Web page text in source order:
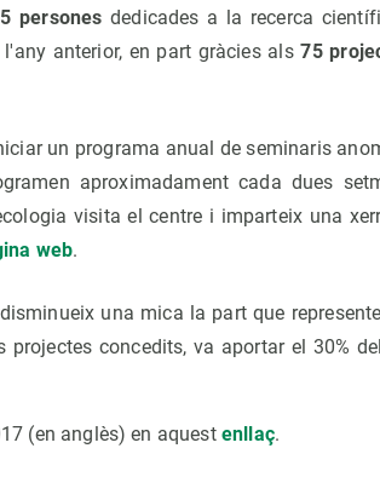
persones dedicades a la recerca
l'any anterior, en part gràcies als75
un programa anual de seminaris
aproximadament cada dues
visita el centre i imparteix una
web.
una mica la part que
concedits, va aportar el 30%
(en anglès) en aquest enllaç.